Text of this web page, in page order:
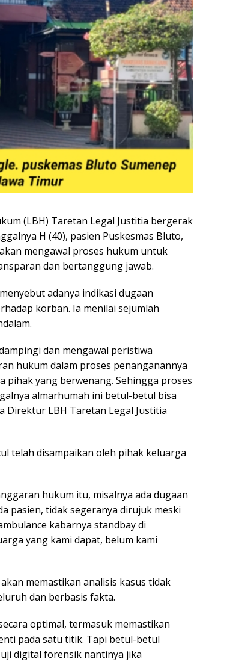
(LBH) Taretan Legal Justitia bergerak
H (40), pasien Puskesmas Bluto,
mengawal proses hukum untuk
dan bertanggung jawab.
adanya indikasi dugaan
korban. Ia menilai sejumlah
dan mengawal peristiwa
hukum dalam proses penanganannya
pihak yang berwenang. Sehingga proses
almarhumah ini betul-betul bisa
Direktur LBH Taretan Legal Justitia
telah disampaikan oleh pihak keluarga
hukum itu, misalnya ada dugaan
pasien, tidak segeranya dirujuk meski
kabarnya standbay di
yang kami dapat, belum kami
memastikan analisis kasus tidak
dan berbasis fakta.
optimal, termasuk memastikan
pada satu titik. Tapi betul-betul
digital forensik nantinya jika